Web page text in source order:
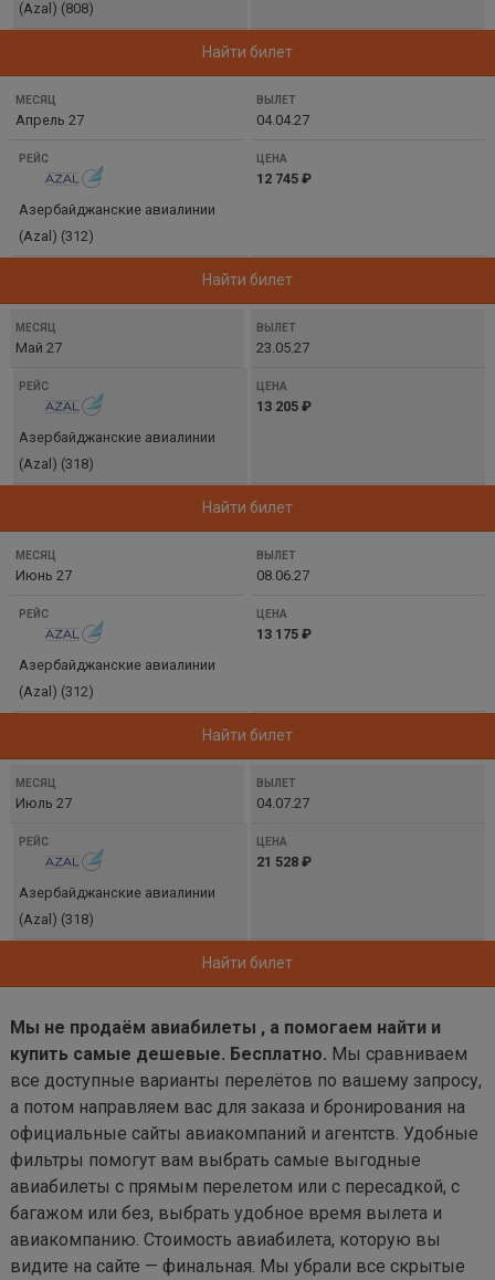
(Azal) (808)
Найти билет
Апрель 27 04.04.27
Азербайджанские авиалинии
(Azal) (312)
12 745 ₽
Найти билет
Май 27 23.05.27
Азербайджанские авиалинии
(Azal) (318)
13 205 ₽
Найти билет
Июнь 27 08.06.27
Азербайджанские авиалинии
(Azal) (312)
13 175 ₽
Найти билет
Июль 27 04.07.27
Азербайджанские авиалинии
(Azal) (318)
21 528 ₽
Найти билет
Мы не продаём авиабилеты , а помогаем найти и
купить самые дешевые. Бесплатно. Мы сравниваем
все доступные варианты перелётов по вашему запросу,
а потом направляем вас для заказа и бронирования на
официальные сайты авиакомпаний и агентств. Удобные
фильтры помогут вам выбрать самые выгодные
авиабилеты с прямым перелетом или с пересадкой, с
багажом или без, выбрать удобное время вылета и
авиакомпанию. Стоимость авиабилета, которую вы
видите на сайте — финальная. Мы убрали все скрытые